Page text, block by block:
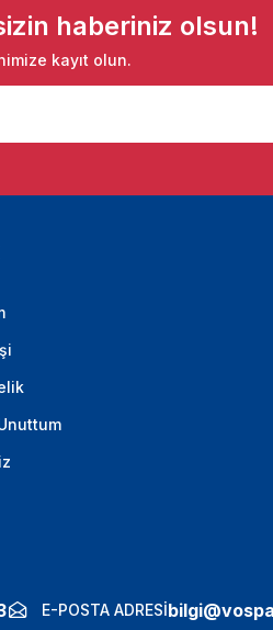
haberiniz olsun!
kayıt olun.
E-POSTA ADRESİ